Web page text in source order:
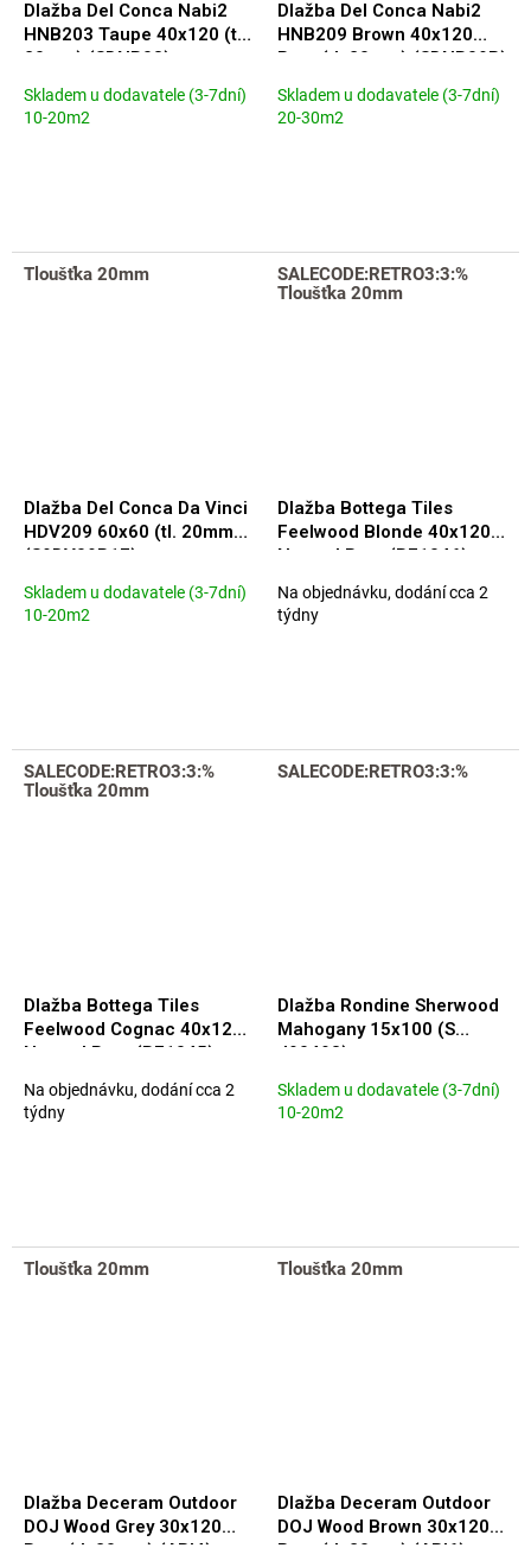
Dlažba Del Conca Nabi2
HNB203 Taupe 40x120 (tl.
20mm) (SDNB03)
Skladem u dodavatele (3-7dní)
10-20m2
Dlažba Del Conca Nabi2
HNB209 Brown 40x120
Rett. (tl. 20mm) (SDNB09R)
Skladem u dodavatele (3-7dní)
20-30m2
Tloušťka 20mm
Dlažba Del Conca Da Vinci
HDV209 60x60 (tl. 20mm)
(S9DV09P1F)
Skladem u dodavatele (3-7dní)
10-20m2
SALECODE:RETRO3:3:%
Tloušťka 20mm
Dlažba Bottega Tiles
Feelwood Blonde 40x120
Natural Rett. (B71046)
Na objednávku, dodání cca 2
týdny
SALECODE:RETRO3:3:%
Tloušťka 20mm
Dlažba Bottega Tiles
Feelwood Cognac 40x120
Natural Rett. (B71045)
Na objednávku, dodání cca 2
týdny
SALECODE:RETRO3:3:%
Dlažba Rondine Sherwood
Mahogany 15x100 (S
J90493)
Skladem u dodavatele (3-7dní)
10-20m2
Tloušťka 20mm
Dlažba Deceram Outdoor
DOJ Wood Grey 30x120
Rett. (tl. 20mm) (ARI4)
Tloušťka 20mm
Dlažba Deceram Outdoor
DOJ Wood Brown 30x120
Rett. (tl. 20mm) (ARI6)